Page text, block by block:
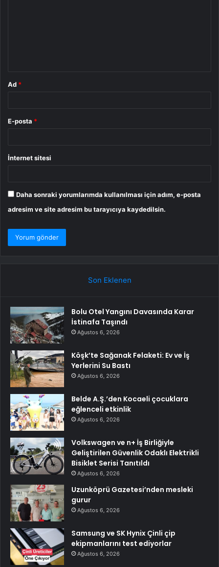
Ad *
E-posta *
İnternet sitesi
Daha sonraki yorumlarımda kullanılması için adım, e-posta
adresim ve site adresim bu tarayıcıya kaydedilsin.
Son Eklenen
Bolu Otel Yangını Davasında Karar
İstinafa Taşındı
Ağustos 6, 2026
Köşk’te Sağanak Felaketi: Ev ve İş
Yerlerini Su Bastı
Ağustos 6, 2026
Belde A.Ş.’den Kocaeli çocuklara
eğlenceli etkinlik
Ağustos 6, 2026
Volkswagen ve n+ İş Birliğiyle
Geliştirilen Güvenlik Odaklı Elektrikli
Bisiklet Serisi Tanıtıldı
Ağustos 6, 2026
Uzunköprü Gazetesi’nden mesleki
gurur
Ağustos 6, 2026
Samsung ve SK Hynix Çinli çip
ekipmanlarını test ediyorlar
Ağustos 6, 2026